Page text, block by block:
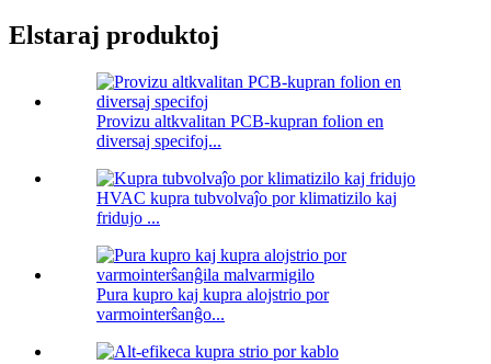
Elstaraj produktoj
Provizu altkvalitan PCB-kupran folion en
diversaj specifoj...
HVAC kupra tubvolvaĵo por klimatizilo kaj
fridujo ...
Pura kupro kaj kupra alojstrio por
varmointerŝanĝo...